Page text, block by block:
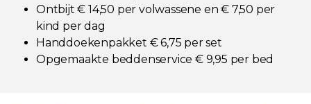
Ontbijt € 14,50 per volwassene en € 7,50 per
kind per dag
Handdoekenpakket € 6,75 per set
Opgemaakte beddenservice € 9,95 per bed